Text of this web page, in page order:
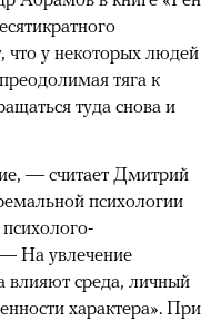
что у некоторых людей
тяга к
туда снова и
— считает Дмитрий
психологии
— На увлечение
влияют среда, личный
характера». При